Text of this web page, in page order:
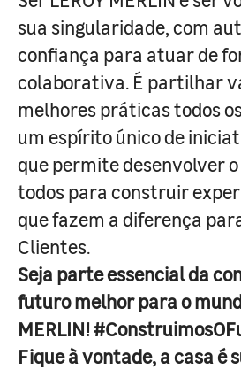
sua singularidade, com
confiança para atuar de
colaborativa. É partilhar
melhores práticas todos
um espírito único de
que permite desenvolver
todos para construir
que fazem a diferença
Clientes.
Seja parte essencial da
futuro melhor para o
MERLIN!
Fique à vontade, a casa é